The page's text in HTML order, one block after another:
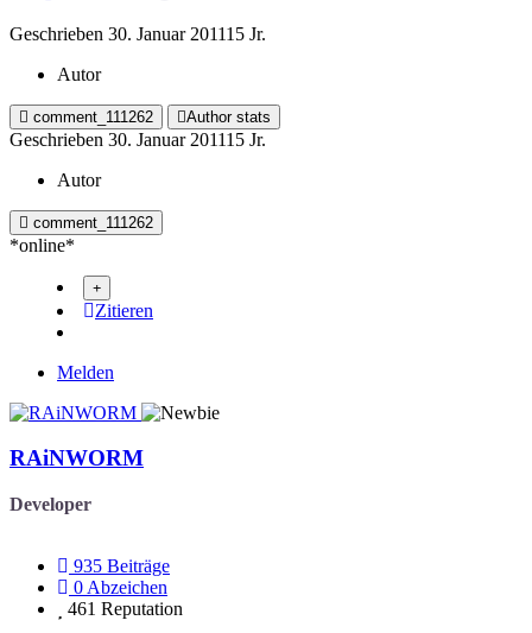
Geschrieben 30. Januar 201115 Jr.
Autor
comment_111262 Author stats
Geschrieben 30. Januar 201115 Jr.
Autor
comment_111262
*online*
Zitieren
Melden
RAiNWORM
Developer
935 Beiträge
0 Abzeichen
461 Reputation